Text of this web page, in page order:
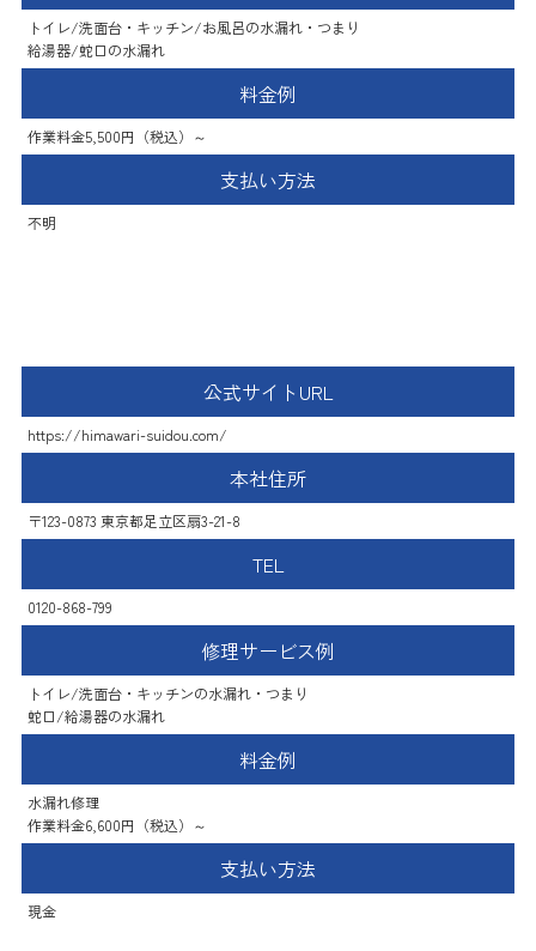
トイレ/洗面台・キッチン/お風呂の水漏れ・つまり
給湯器/蛇口の水漏れ
料金例
作業料金5,500円（税込）～
支払い方法
不明
公式サイトURL
https://himawari-suidou.com/
本社住所
〒123-0873 東京都足立区扇3-21-8
TEL
0120-868-799
修理サービス例
トイレ/洗面台・キッチンの水漏れ・つまり
蛇口/給湯器の水漏れ
料金例
水漏れ修理
作業料金6,600円（税込）～
支払い方法
現金